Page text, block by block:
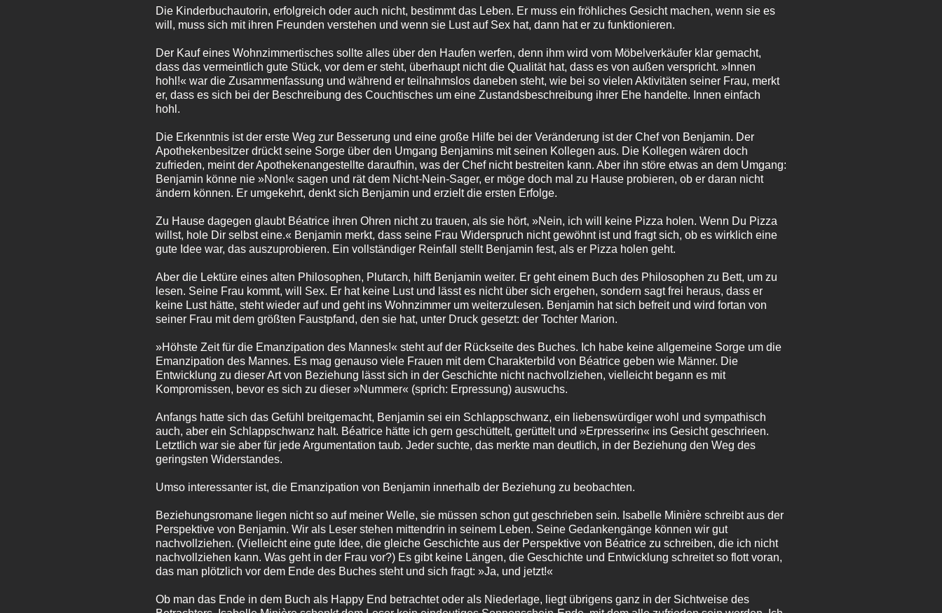
Die Kinderbuchautorin, erfolgreich oder auch nicht, bestimmt das Leben. Er muss ein fröhliches Gesicht machen, wenn sie es
will, muss sich mit ihren Freunden verstehen und wenn sie Lust auf Sex hat, dann hat er zu funktionieren.
Der Kauf eines Wohnzimmertisches sollte alles über den Haufen werfen, denn ihm wird vom Möbelverkäufer klar gemacht,
dass das vermeintlich gute Stück, vor dem er steht, überhaupt nicht die Qualität hat, dass es von außen verspricht. »Innen
hohl!« war die Zusammenfassung und während er teilnahmslos daneben steht, wie bei so vielen Aktivitäten seiner Frau, merkt
er, dass es sich bei der Beschreibung des Couchtisches um eine Zustandsbeschreibung ihrer Ehe handelte. Innen einfach
hohl.
Die Erkenntnis ist der erste Weg zur Besserung und eine große Hilfe bei der Veränderung ist der Chef von Benjamin. Der
Apothekenbesitzer drückt seine Sorge über den Umgang Benjamins mit seinen Kollegen aus. Die Kollegen wären doch
zufrieden, meint der Apothekenangestellte daraufhin, was der Chef nicht bestreiten kann. Aber ihn störe etwas an dem Umgang:
Benjamin könne nie »Non!« sagen und rät dem Nicht-Nein-Sager, er möge doch mal zu Hause probieren, ob er daran nicht
ändern können. Er umgekehrt, denkt sich Benjamin und erzielt die ersten Erfolge.
Zu Hause dagegen glaubt Béatrice ihren Ohren nicht zu trauen, als sie hört, »Nein, ich will keine Pizza holen. Wenn Du Pizza
willst, hole Dir selbst eine.« Benjamin merkt, dass seine Frau Widerspruch nicht gewöhnt ist und fragt sich, ob es wirklich eine
gute Idee war, das auszuprobieren. Ein vollständiger Reinfall stellt Benjamin fest, als er Pizza holen geht.
Aber die Lektüre eines alten Philosophen, Plutarch, hilft Benjamin weiter. Er geht einem Buch des Philosophen zu Bett, um zu
lesen. Seine Frau kommt, will Sex. Er hat keine Lust und lässt es nicht über sich ergehen, sondern sagt frei heraus, dass er
keine Lust hätte, steht wieder auf und geht ins Wohnzimmer um weiterzulesen. Benjamin hat sich befreit und wird fortan von
seiner Frau mit dem größten Faustpfand, den sie hat, unter Druck gesetzt: der Tochter Marion.
»Höhste Zeit für die Emanzipation des Mannes!« steht auf der Rückseite des Buches. Ich habe keine allgemeine Sorge um die
Emanzipation des Mannes. Es mag genauso viele Frauen mit dem Charakterbild von Béatrice geben wie Männer. Die
Entwicklung zu dieser Art von Beziehung lässt sich in der Geschichte nicht nachvollziehen, vielleicht begann es mit
Kompromissen, bevor es sich zu dieser »Nummer« (sprich: Erpressung) auswuchs.
Anfangs hatte sich das Gefühl breitgemacht, Benjamin sei ein Schlappschwanz, ein liebenswürdiger wohl und sympathisch
auch, aber ein Schlappschwanz halt. Béatrice hätte ich gern geschüttelt, gerüttelt und »Erpresserin« ins Gesicht geschrieen.
Letztlich war sie aber für jede Argumentation taub. Jeder suchte, das merkte man deutlich, in der Beziehung den Weg des
geringsten Widerstandes.
Umso interessanter ist, die Emanzipation von Benjamin innerhalb der Beziehung zu beobachten.
Beziehungsromane liegen nicht so auf meiner Welle, sie müssen schon gut geschrieben sein. Isabelle Minière schreibt aus der
Perspektive von Benjamin. Wir als Leser stehen mittendrin in seinem Leben. Seine Gedankengänge können wir gut
nachvollziehen. (Vielleicht eine gute Idee, die gleiche Geschichte aus der Perspektive von Béatrice zu schreiben, die ich nicht
nachvollziehen kann. Was geht in der Frau vor?) Es gibt keine Längen, die Geschichte und Entwicklung schreitet so flott voran,
das man plötzlich vor dem Ende des Buches steht und sich fragt: »Ja, und jetzt!«
Ob man das Ende in dem Buch als Happy End betrachtet oder als Niederlage, liegt übrigens ganz in der Sichtweise des